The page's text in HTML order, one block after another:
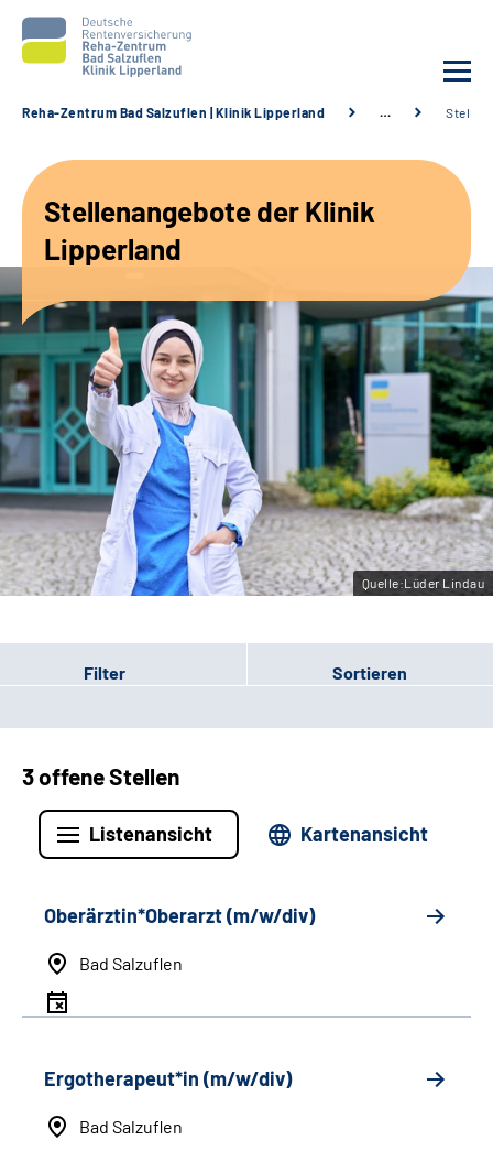
Unsere Angebote
Service
Karriere
Sozialdienste & Zuweisende
Suche
Leichte Sprache
Gebärdensprache
Reha-Zentrum Bad Salzuflen | Klinik Lipperland …
Stellenangebote der Klinik
Lipperland
Quelle:Lüder Lindau
Filter Sortieren
3 offene Stellen
Listenansicht Kartenansicht
Oberärztin*Oberarzt (m/w/div)
Bad Salzuflen
Ergotherapeut*in (m/w/div)
Bad Salzuflen